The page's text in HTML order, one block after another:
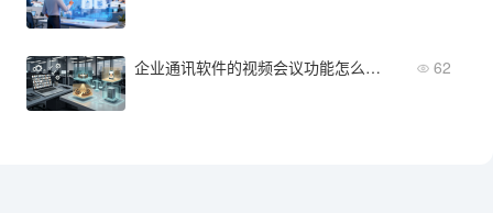
企业通讯软件的视频会议功能怎么选？实际应用场景评估指南 62